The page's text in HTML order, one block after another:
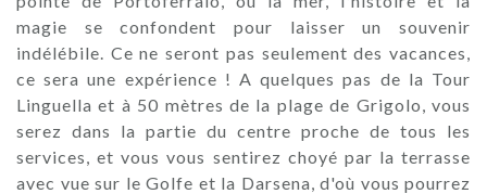
magie se confondent pour laisser un souvenir
indélébile. Ce ne seront pas seulement des vacances,
ce sera une expérience ! A quelques pas de la Tour
Linguella et à 50 mètres de la plage de Grigolo, vous
serez dans la partie du centre proche de tous les
services, et vous vous sentirez choyé par la terrasse
avec vue sur le Golfe et la Darsena, d'où vous pourrez